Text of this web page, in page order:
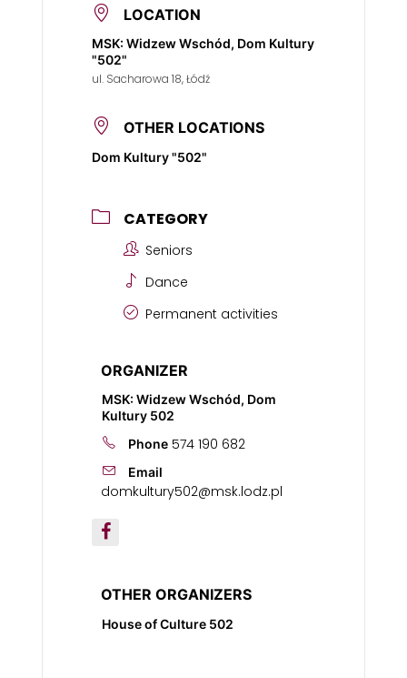
LOCATION
MSK: Widzew Wschód, Dom Kultury
"502"
ul. Sacharowa 18, Łódź
OTHER LOCATIONS
Dom Kultury "502"
CATEGORY
Seniors
Dance
Permanent activities
ORGANIZER
MSK: Widzew Wschód, Dom
Kultury 502
Phone 574 190 682
Email
domkultury502@msk.lodz.pl
OTHER ORGANIZERS
House of Culture 502